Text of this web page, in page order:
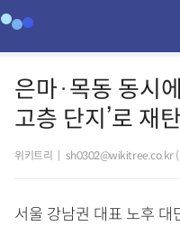
은마·목동 동시
고층 단지’로 재
위키트리 sh0302@wikitree.co.kr (
서울 강남권 대표 노후